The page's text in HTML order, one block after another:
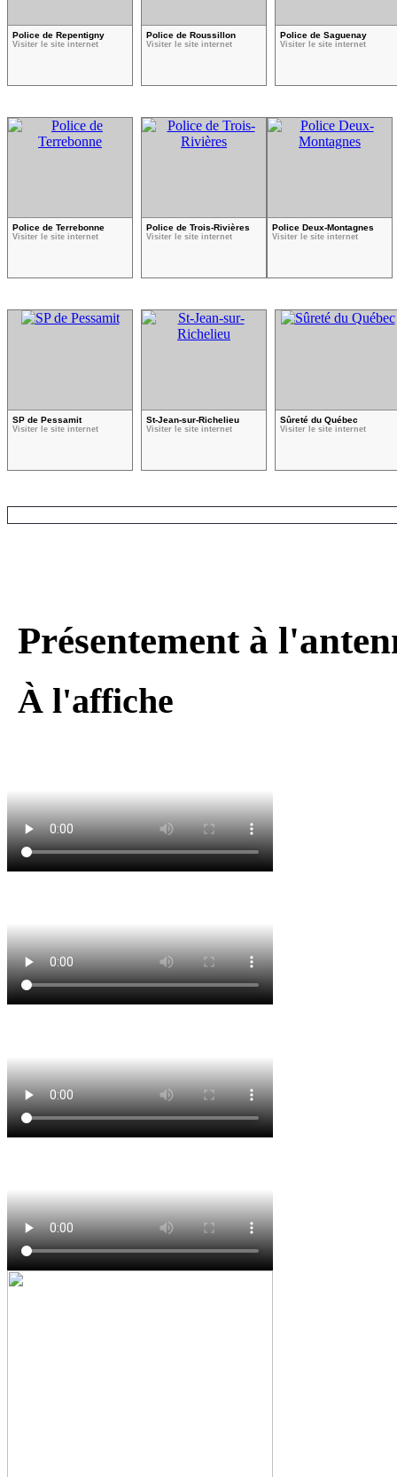
Police de Repentigny
Visiter le site internet
Police de Roussillon
Visiter le site internet
Police de Saguenay
Visiter le site internet
Police de Terrebonne
Visiter le site internet
Police de Trois-Rivières
Visiter le site internet
Police Deux-Montagnes
Visiter le site internet
SP de Pessamit
Visiter le site internet
St-Jean-sur-Richelieu
Visiter le site internet
Sûreté du Québec
Visiter le site internet
Présentement à
À l'affiche